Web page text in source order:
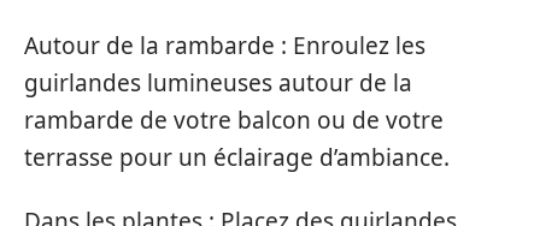
Autour de la rambarde : Enroulez les
guirlandes lumineuses autour de la
rambarde de votre balcon ou de votre
terrasse pour un éclairage d’ambiance.